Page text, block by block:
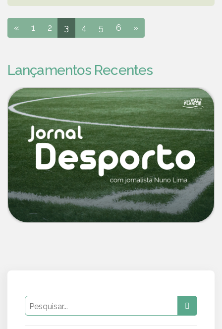
« 1 2 3 4 5 6 »
Lançamentos Recentes